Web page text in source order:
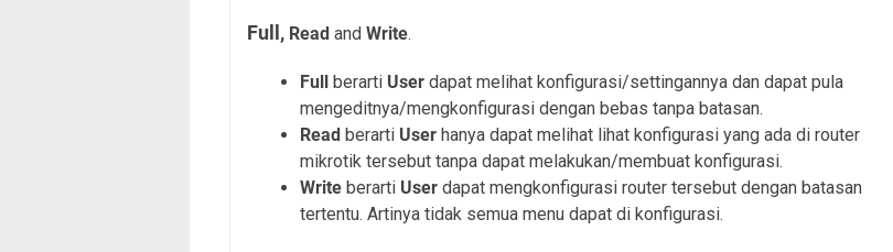
Full, Read and Write.
Full berarti User dapat melihat konfigurasi/settingannya dan dapat pula
mengeditnya/mengkonfigurasi dengan bebas tanpa batasan.
Read berarti User hanya dapat melihat lihat konfigurasi yang ada di router
mikrotik tersebut tanpa dapat melakukan/membuat konfigurasi.
Write berarti User dapat mengkonfigurasi router tersebut dengan batasan
tertentu. Artinya tidak semua menu dapat di konfigurasi.